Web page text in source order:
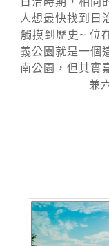
人想最快找到日
觸摸到歷史~ 位
義公園就是一個
南公園，但其實
兼